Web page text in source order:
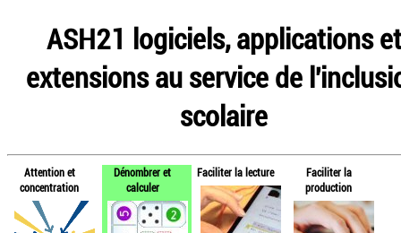
ASH21 logiciels, applications et
extensions au service de
scolaire
Attention et
concentration
Dénombrer et
calculer
Faciliter la lecture
Faciliter la
production